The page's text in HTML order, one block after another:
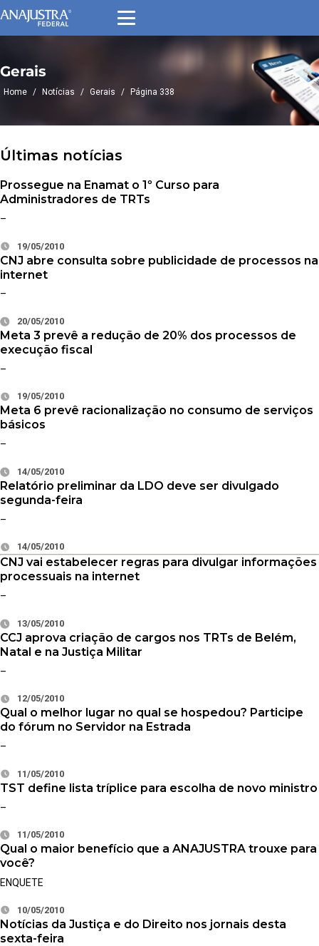
Gerais
Home / Notícias / Gerais / Página 338
Últimas notícias
CNJ abre consulta sobre publicidade de processos na
internet
–
20/05/2010
Prossegue na Enamat o 1º Curso para
Administradores de TRTs
–
19/05/2010
Meta 3 prevê a redução de 20% dos processos de
execução fiscal
–
19/05/2010
Meta 6 prevê racionalização no consumo de serviços
básicos
–
14/05/2010
Relatório preliminar da LDO deve ser divulgado
segunda-feira
–
14/05/2010
CNJ vai estabelecer regras para divulgar informações
processuais na internet
–
13/05/2010
CCJ aprova criação de cargos nos TRTs de Belém,
Natal e na Justiça Militar
–
12/05/2010
Qual o melhor lugar no qual se hospedou? Participe
do fórum no Servidor na Estrada
–
11/05/2010
TST define lista tríplice para escolha de novo ministro
–
11/05/2010
Qual o maior benefício que a ANAJUSTRA trouxe para
você?
ENQUETE
10/05/2010
Notícias da Justiça e do Direito nos jornais desta
sexta-feira